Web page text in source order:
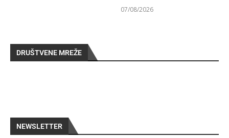
07/08/2026
DRUŠTVENE MREŽE
NEWSLETTER